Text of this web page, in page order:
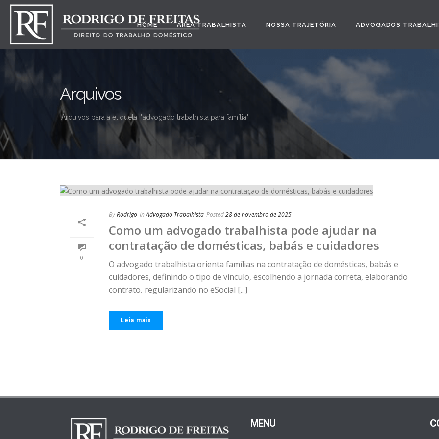
HOME ÁREA TRABALHISTA NOSSA TRAJETÓRIA ADVOGADOS
Arquivos
Arquivos para a etiqueta: "advogado trabalhista para família"
0
ByRodrigo In Advogado Trabalhista Posted28 de novembro de 2025
Como um advogado trabalhista pode ajudar na
contratação de domésticas, babás e cuidadores
O advogado trabalhista orienta famílias na contratação de domésticas, babás e
cuidadores, definindo o tipo de vínculo, escolhendo a jornada correta, elaborando
contrato, regularizando no eSocial [...]
Leia mais
MENU